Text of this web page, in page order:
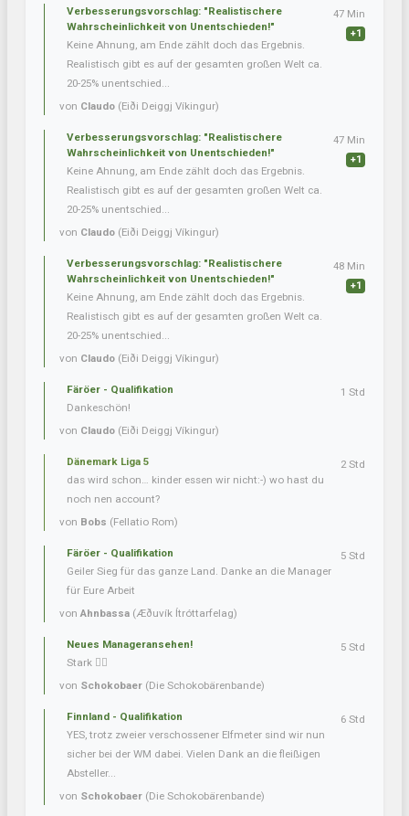
Verbesserungsvorschlag: "Realistischere
Wahrscheinlichkeit von Unentschieden!"
Keine Ahnung, am Ende zählt doch das Ergebnis.
Realistisch gibt es auf der gesamten großen Welt ca.
20-25% unentschied...
von Claudo (Eiði Deiggj Víkingur)
47 Min
+1
Verbesserungsvorschlag: "Realistischere
Wahrscheinlichkeit von Unentschieden!"
Keine Ahnung, am Ende zählt doch das Ergebnis.
Realistisch gibt es auf der gesamten großen Welt ca.
20-25% unentschied...
von Claudo (Eiði Deiggj Víkingur)
47 Min
+1
Verbesserungsvorschlag: "Realistischere
Wahrscheinlichkeit von Unentschieden!"
Keine Ahnung, am Ende zählt doch das Ergebnis.
Realistisch gibt es auf der gesamten großen Welt ca.
20-25% unentschied...
von Claudo (Eiði Deiggj Víkingur)
48 Min
+1
Färöer - Qualifikation
Dankeschön!
von Claudo (Eiði Deiggj Víkingur)
1 Std
Dänemark Liga 5
das wird schon… kinder essen wir nicht:-) wo hast du
noch nen account?
von Bobs (Fellatio Rom)
2 Std
Färöer - Qualifikation
Geiler Sieg für das ganze Land. Danke an die Manager
für Eure Arbeit
vonAhnbassa (Æðuvík Ítróttarfelag)
5 Std
Neues Manageransehen!
Stark 👍🏼
von Schokobaer (Die Schokobärenbande)
5 Std
Finnland - Qualifikation
YES, trotz zweier verschossener Elfmeter sind wir nun
sicher bei der WM dabei. Vielen Dank an die fleißigen
Absteller...
von Schokobaer (Die Schokobärenbande)
6 Std